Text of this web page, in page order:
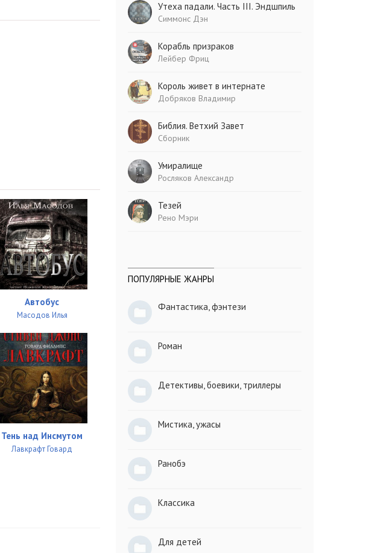
1:14:51
Автобус
Масодов Илья
Тень над Инсмутом
Лавкрафт Говард
Утеха падали. Часть III. Эндшпиль
Симмонс Дэн
Корабль призраков
Лейбер Фриц
Король живет в интернате
Добряков Владимир
Библия. Ветхий Завет
Сборник
Умиралище
Росляков Александр
Тезей
Рено Мэри
ПОПУЛЯРНЫЕ ЖАНРЫ
Фантастика, фэнтези
Роман
Детективы, боевики, триллеры
Мистика, ужасы
Ранобэ
Классика
Для детей